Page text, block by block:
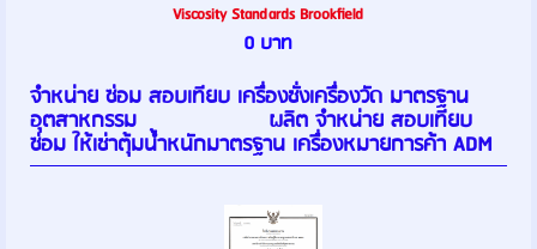
Viscosity Standards Brookfield
0 บาท
จำหน่าย ซ่อม สอบเทียบ เครื่องชั่งเครื่องวัด มาตรฐาน
อุตสาหกรรม ผลิต จำหน่าย สอบเทียบ
ซ่อม ให้เช่าตุ้มน้ำหนักมาตรฐาน เครื่องหมายการค้า ADM